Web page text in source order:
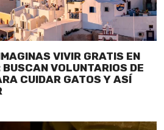
VIVIR GRATIS EN
VOLUNTARIOS DE
CUIDAR GATOS Y ASÍ